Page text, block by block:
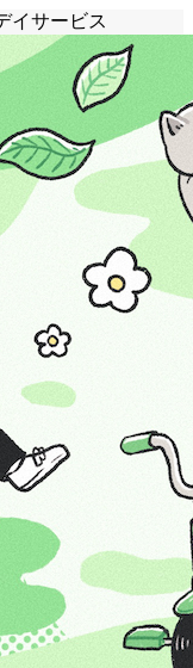
イサービス